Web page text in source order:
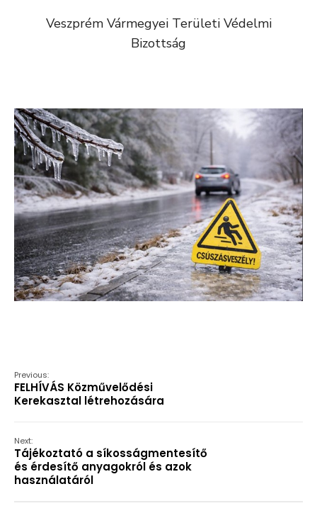
Veszprém Vármegyei Területi Védelmi
Bizottság
Previous:
FELHÍVÁS Közművelődési
Kerekasztal létrehozására
Next:
Tájékoztató a síkosságmentesítő
és érdesítő anyagokról és azok
használatáról